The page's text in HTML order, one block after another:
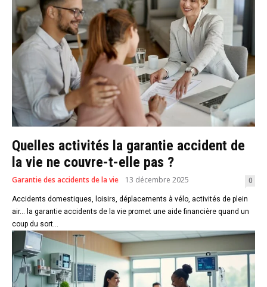
Quelles activités la garantie accident de
la vie ne couvre-t-elle pas ?
Garantie des accidents de la vie 13 décembre 2025 0
Accidents domestiques, loisirs, déplacements à vélo, activités de plein
air… la garantie accidents de la vie promet une aide financière quand un
coup du sort...